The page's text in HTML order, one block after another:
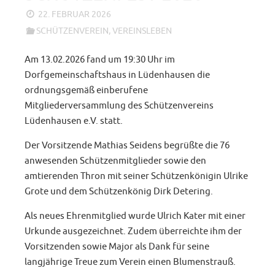
22. FEBRUAR 2026
SCHÜTZENVEREIN,VEREINSLEBEN
Am 13.02.2026 fand um 19:30 Uhr im
Dorfgemeinschaftshaus in Lüdenhausen die
ordnungsgemäß einberufene
Mitgliederversammlung des Schützenvereins
Lüdenhausen e.V. statt.
Der Vorsitzende Mathias Seidens begrüßte die 76
anwesenden Schützenmitglieder sowie den
amtierenden Thron mit seiner Schützenkönigin Ulrike
Grote und dem Schützenkönig Dirk Detering.
Als neues Ehrenmitglied wurde Ulrich Kater mit einer
Urkunde ausgezeichnet. Zudem überreichte ihm der
Vorsitzenden sowie Major als Dank für seine
langjährige Treue zum Verein einen Blumenstrauß.